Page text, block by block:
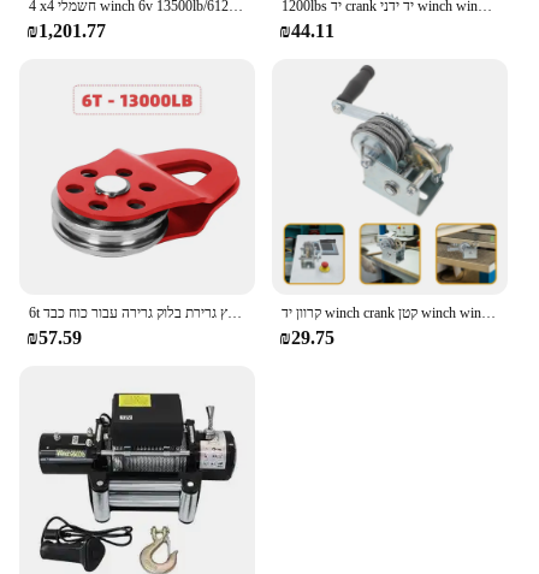
4 x4 חשמלי winch 6v 13500lb/6125 ק "ג עם חבל סינתטי
₪1,201.77
1200lbs יד crank יד ידני winch winch בית ידני winch המתיחה ניידת קטנה עם מנוף ידני בלם
₪44.11
6t חריץ גרירת בלוק גרירה עבור כוח כבד winch שבירת כוח חוט סינתטי כבל פלדה עבור sheive אמין עבור טרקטור utv
₪57.59
קרוון יד winch crank קטן winch winch 500 ליברות (עם כבל פלדה 7 מ ') 500lb winch מיני winch 500lb
₪29.75